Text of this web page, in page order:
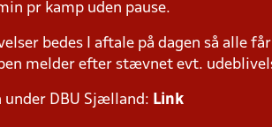
pr kamp uden pause.
bedes I aftale på dagen så alle
melder efter stævnet evt.
under DBU Sjælland: Link